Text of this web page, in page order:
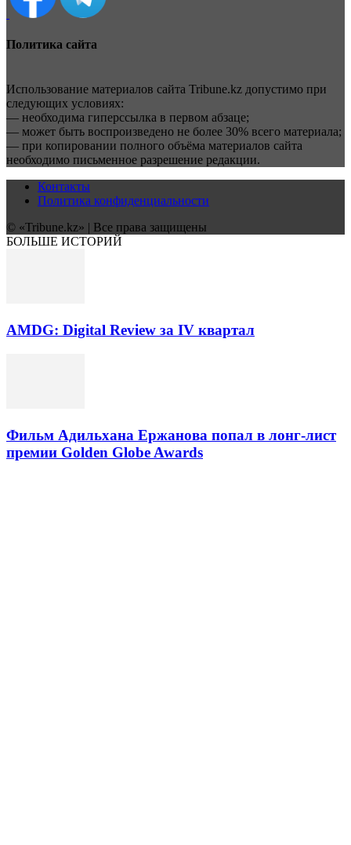
Политика сайта
Использование материалов сайта Tribune.kz допустимо при
следующих условиях:
— необходима гиперссылка в первом абзаце;
— может быть воспроизведено не более 30% всего материала;
— при копировании полного объёма материалов сайта
необходимо письменное разрешение редакции.
Контакты
Политика конфиденциальности
© «Tribune.kz» | Все права защищены
БОЛЬШЕ ИСТОРИЙ
AMDG: Digital Review за IV квартал
Фильм Адильхана Ержанова попал в лонг-лист
премии Golden Globe Awards